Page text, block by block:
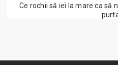
Ce rochii să iei la mare ca să